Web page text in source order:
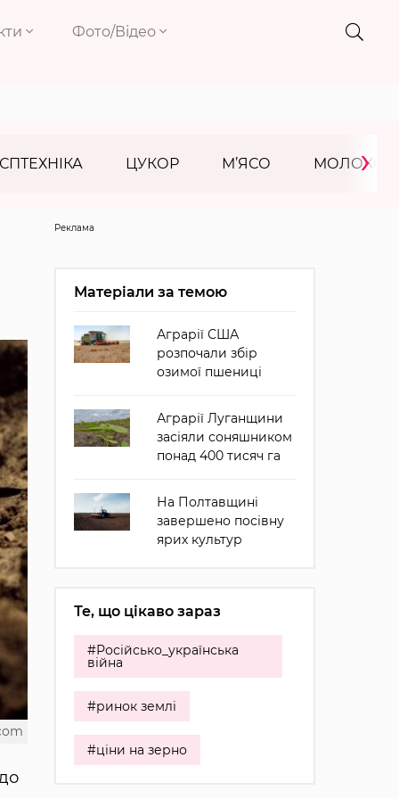
Фото/Відео
ЦУКОР М’ЯСО МОЛОКО
›
Реклама
Матеріали за темою
Аграрії США
розпочали збір
озимої пшениці
Аграрії Луганщини
засіяли соняшником
понад 400 тисяч га
На Полтавщині
завершено посівну
ярих культур
Те, що цікаво зараз
#Російсько_українська
війна
#ринок землі
#ціни на зерно